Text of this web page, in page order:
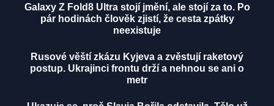
Galaxy Z Fold8 Ultra stojí jmění, ale stojí za to. Po
pár hodinách člověk zjistí, že cesta zpátky
neexistuje
Rusové věští zkázu Kyjeva a zvěstují raketový
postup. Ukrajinci frontu drží a nehnou se ani o
metr